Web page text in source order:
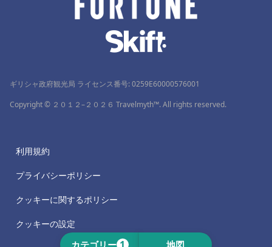
カテゴリー 地図
ギリシャ政府観光局 ライセンス番号: 0259Ε60000576001
Copyright © ２０１２–２０２６ Travelmyth™. All rights reserved.
利用規約
プライバシーポリシー
クッキーに関するポリシー
クッキーの設定